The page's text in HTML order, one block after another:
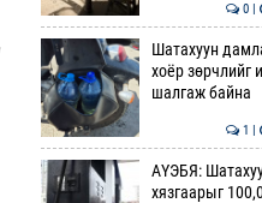
0 |
Шатахуун
хоёр зөрчлийг
шалгаж байна
1 |
АҮЭБЯ:
хязгаарыг